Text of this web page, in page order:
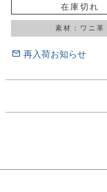
在庫切れ
素材：ワニ革
再入荷お知らせ